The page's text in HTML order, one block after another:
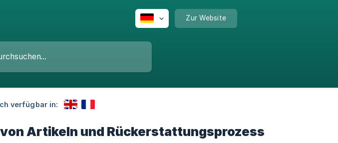
Zur Website
verfügbar in:
Artikeln und Rückerstattungsprozess